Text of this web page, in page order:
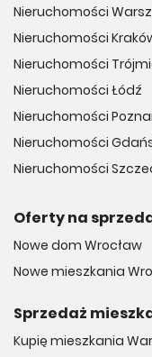
Nieruchomości
Nieruchomości Łódź
Nieruchomości
Nieruchomości
Nieruchomości
Oferty na
Nowe dom Wrocław
Nowe mieszkania
Sprzedaż
Kupię mieszkania